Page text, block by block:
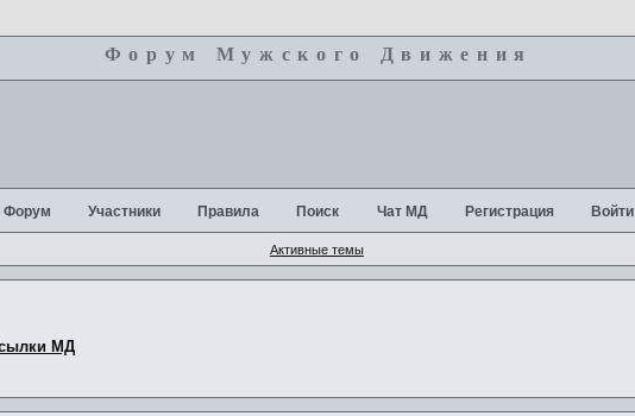
Форум Мужского Движения
Форум Участники Правила Поиск Чат МД Регистрация Войти
Активные темы
МД